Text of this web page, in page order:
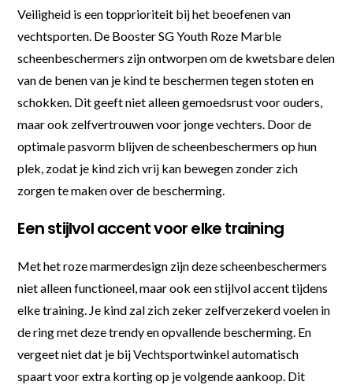
Veiligheid is een topprioriteit bij het beoefenen van
vechtsporten. De Booster SG Youth Roze Marble
scheenbeschermers zijn ontworpen om de kwetsbare delen
van de benen van je kind te beschermen tegen stoten en
schokken. Dit geeft niet alleen gemoedsrust voor ouders,
maar ook zelfvertrouwen voor jonge vechters. Door de
optimale pasvorm blijven de scheenbeschermers op hun
plek, zodat je kind zich vrij kan bewegen zonder zich
zorgen te maken over de bescherming.
Een stijlvol accent voor elke training
Met het roze marmerdesign zijn deze scheenbeschermers
niet alleen functioneel, maar ook een stijlvol accent tijdens
elke training. Je kind zal zich zeker zelfverzekerd voelen in
de ring met deze trendy en opvallende bescherming. En
vergeet niet dat je bij Vechtsportwinkel automatisch
spaart voor extra korting op je volgende aankoop. Dit